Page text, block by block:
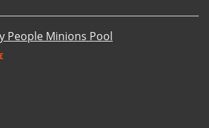
People Minions Pool